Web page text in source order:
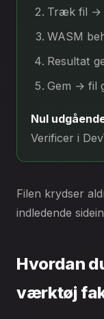
Træk fil →
WASM
Resultat
Gem → fil
Nul
Verificer i
Filen krydser
indledende
Hvordan
værktøj